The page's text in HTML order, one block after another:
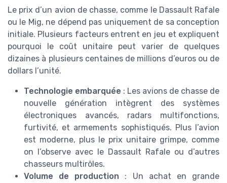
Le prix d’un avion de chasse, comme le Dassault Rafale
ou le Mig, ne dépend pas uniquement de sa conception
initiale. Plusieurs facteurs entrent en jeu et expliquent
pourquoi le coût unitaire peut varier de quelques
dizaines à plusieurs centaines de millions d’euros ou de
dollars l’unité.
Technologie embarquée : Les avions de chasse de
nouvelle génération intègrent des systèmes
électroniques avancés, radars multifonctions,
furtivité, et armements sophistiqués. Plus l’avion
est moderne, plus le prix unitaire grimpe, comme
on l’observe avec le Dassault Rafale ou d’autres
chasseurs multirôles.
Volume de production : Un achat en grande